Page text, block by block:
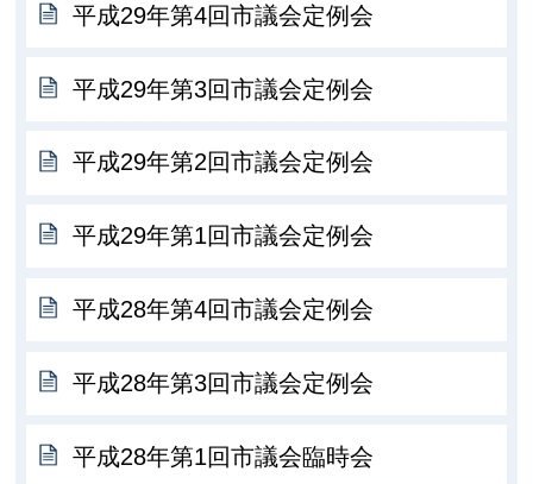
平成29年第4回市議会定例会
平成29年第3回市議会定例会
平成29年第2回市議会定例会
平成29年第1回市議会定例会
平成28年第4回市議会定例会
平成28年第3回市議会定例会
平成28年第1回市議会臨時会